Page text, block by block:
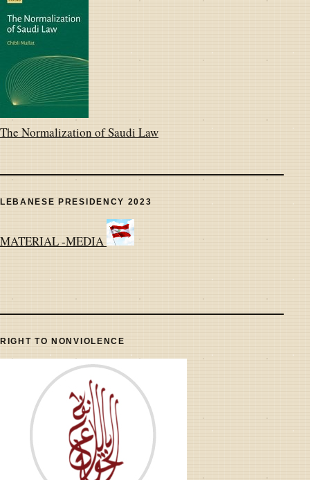
The Normalization of Saudi Law
LEBANESE PRESIDENCY 2023
MATERIAL -MEDIA
RIGHT TO NONVIOLENCE